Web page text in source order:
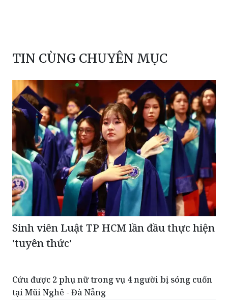
TIN CÙNG CHUYÊN MỤC
Sinh viên Luật TP HCM lần đầu thực hiện
'tuyên thức'
Cứu được 2 phụ nữ trong vụ 4 người bị sóng cuốn
tại Mũi Nghê - Đà Nẵng